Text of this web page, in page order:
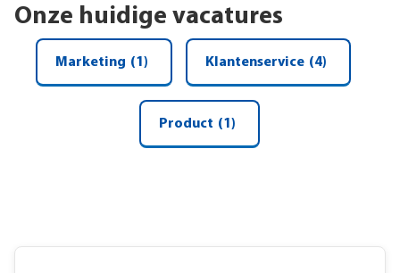
Onze huidige vacatures
Marketing (1) Klantenservice (4)
Product (1)